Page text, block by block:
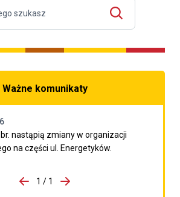
Ważne komunikaty
nastąpią zmiany w organizacji
na części ul. Energetyków.
1 / 1
Przejdź do następnego